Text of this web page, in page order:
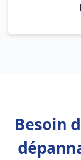
Besoin